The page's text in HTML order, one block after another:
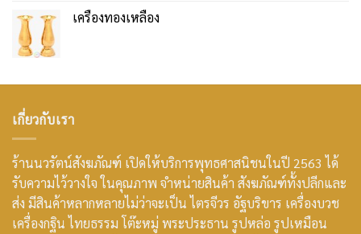
เครื่องทองเหลือง
เกี่ยวกับเรา
ร้านนวรัตน์สังฆภัณฑ์ เปิดให้บริการพุทธศาสนิชนในปี 2563 ได้
รับความไว้วางใจ ในคุณภาพ จำหน่ายสินค้า สังฆภัณฑ์ทั้งปลีกและ
ส่ง มีสินค้าหลากหลายไม่ว่าจะเป็น ไตรจีวร อัฐบริขาร เครื่องบวช
เครื่องกฐิน ไทยธรรม โต๊ะหมู่ พระประธาน รูปหล่อ รูปเหมือน